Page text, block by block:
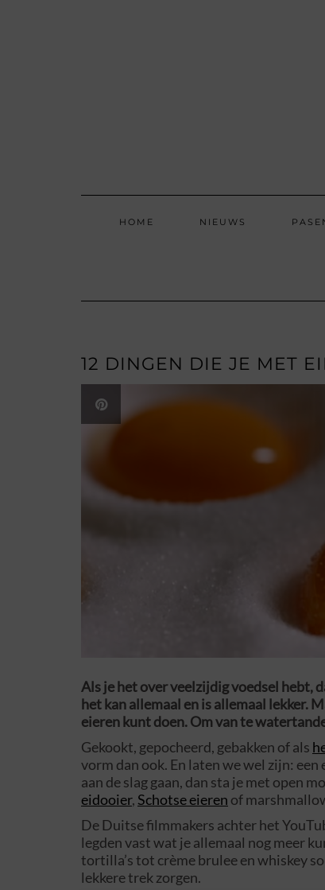
HOME NIEUWS
12 DINGEN DIE JE MET
Als je het over veelzijdig voedsel hebt,
het kan allemaal en is allemaal lekker.
eieren kunt doen. Om van te
Gekookt, gepocheerd, gebakken of als
vorm dan ook. En laten we wel zijn: een
aan de slag gaan, dan sta je met open
eidooier, Schotse eieren of
De Duitse filmmakers achter het
legden vast wat je allemaal nog meer
tortilla’s tot crème brulee en whiskey
lekkere trek zorgen.